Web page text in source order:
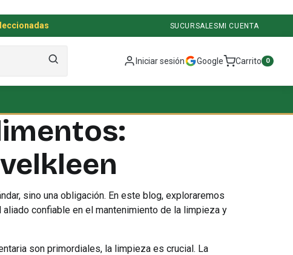
SUCURSALESMI CUENTA
Iniciar sesión Google Carrito 0
sino una obligación. En este blog, exploraremos
confiable en el mantenimiento de la limpieza y
son primordiales, la limpieza es crucial. La